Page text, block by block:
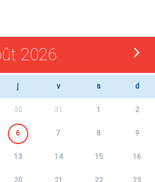
2026
j v s d
30 31 1 2
6 7 8 9
13 14 15 16
20 21 22 23